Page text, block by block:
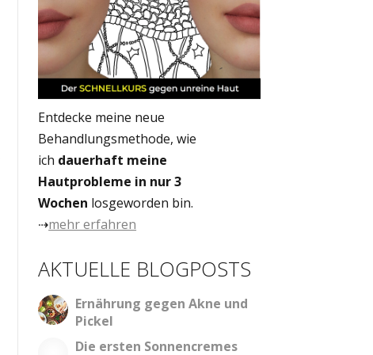
Entdecke meine neue
Behandlungsmethode, wie
ich dauerhaft meine
Hautprobleme in nur 3
Wochen losgeworden bin.
⇢mehr erfahren
AKTUELLE BLOGPOSTS
Ernährung gegen Akne und
Pickel
Die ersten Sonnencremes